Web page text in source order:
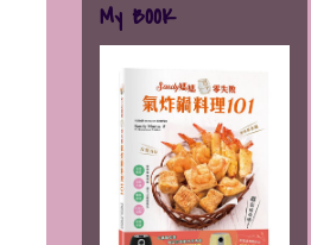
My BOOK